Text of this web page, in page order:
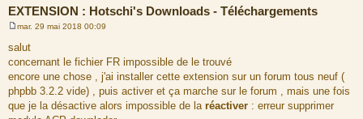
EXTENSION : Hotschi's Downloads - Téléchargements
e
s
s
a
g
e
mar. 29 mai 2018 00:09
salut
concernant le fichier FR impossible de le trouvé
encore une chose , j'ai installer cette extension sur un forum tous neuf (
phpbb 3.2.2 vide) , puis activer et ça marche sur le forum , mais une fois
que je la désactive alors impossible de la réactiver : erreur supprimer